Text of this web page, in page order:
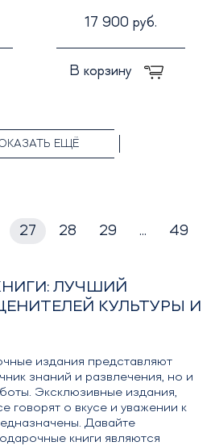
17 900 руб.
В корзину
ЕЩЁ
27 28 29 ... 49
ЛУЧШИЙ
КУЛЬТУРЫ И
издания представляют
знаний и развлечения, но и
Эксклюзивные издания,
говорят о вкусе и уважении к
Давайте
книги являются